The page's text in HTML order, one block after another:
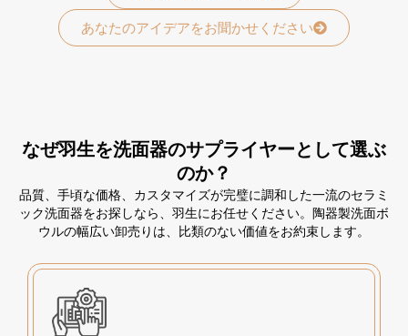
あなたのアイデアをお聞かせください
なぜ羽生を洗面器のサプライヤーとして選ぶ
のか？
品質、手頃な価格、カスタマイズが完璧に調和した一流のセラミ
ック洗面器をお探しなら、羽生にお任せください。陶器製洗面ボ
ウルの幅広い卸売りは、比類のない価値をお約束します。